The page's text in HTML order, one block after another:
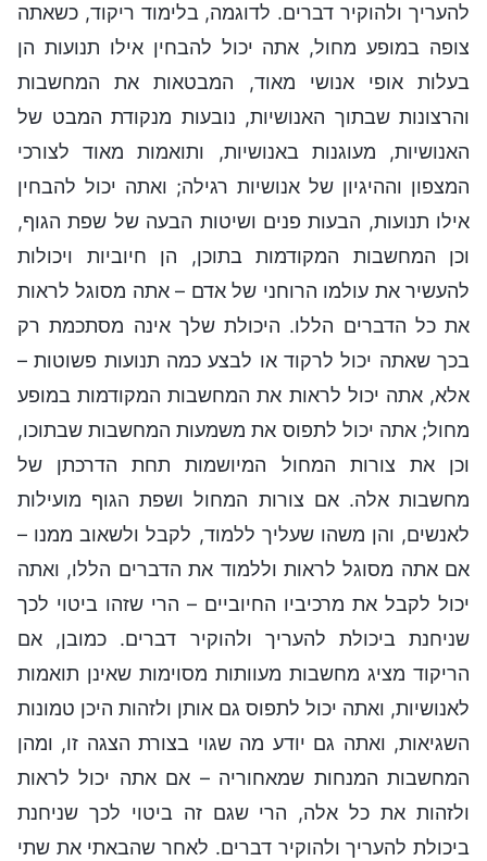
להעריך ולהוקיר דברים. לדוגמה, בלימוד ריקוד, כשאתה
צופה במופע מחול, אתה יכול להבחין אילו תנועות הן
בעלות אופי אנושי מאוד, המבטאות את המחשבות
והרצונות שבתוך האנושיות, נובעות מנקודת המבט של
האנושיות, מעוגנות באנושיות, ותואמות מאוד לצורכי
המצפון וההיגיון של אנושיות רגילה; ואתה יכול להבחין
אילו תנועות, הבעות פנים ושיטות הבעה של שפת הגוף,
וכן המחשבות המקודמות בתוכן, הן חיוביות ויכולות
להעשיר את עולמו הרוחני של אדם – אתה מסוגל לראות
את כל הדברים הללו. היכולת שלך אינה מסתכמת רק
בכך שאתה יכול לרקוד או לבצע כמה תנועות פשוטות –
אלא, אתה יכול לראות את המחשבות המקודמות במופע
מחול; אתה יכול לתפוס את משמעות המחשבות שבתוכו,
וכן את צורות המחול המיושמות תחת הדרכתן של
מחשבות אלה. אם צורות המחול ושפת הגוף מועילות
לאנשים, והן משהו שעליך ללמוד, לקבל ולשאוב ממנו –
אם אתה מסוגל לראות וללמוד את הדברים הללו, ואתה
יכול לקבל את מרכיביו החיוביים – הרי שזהו ביטוי לכך
שניחנת ביכולת להעריך ולהוקיר דברים. כמובן, אם
הריקוד מציג מחשבות מעוותות מסוימות שאינן תואמות
לאנושיות, ואתה יכול לתפוס גם אותן ולזהות היכן טמונות
השגיאות, ואתה גם יודע מה שגוי בצורת הצגה זו, ומהן
המחשבות המנחות שמאחוריה – אם אתה יכול לראות
ולזהות את כל אלה, הרי שגם זה ביטוי לכך שניחנת
ביכולת להעריך ולהוקיר דברים. לאחר שהבאתי את שתי